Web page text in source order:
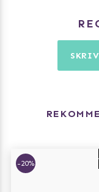
-20%